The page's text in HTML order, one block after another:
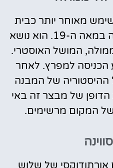
מאוחר יותר כבית
סוהר. מבצר ממולה נבנה במאה ה-19. הוא נושא
המושל האוסטרי.
למפרץ. לאחר
ההיסטוריה של המבנה
הדופן של מבצר זה באי
המקום מרשימים.
אורתודוקסי של שלוש